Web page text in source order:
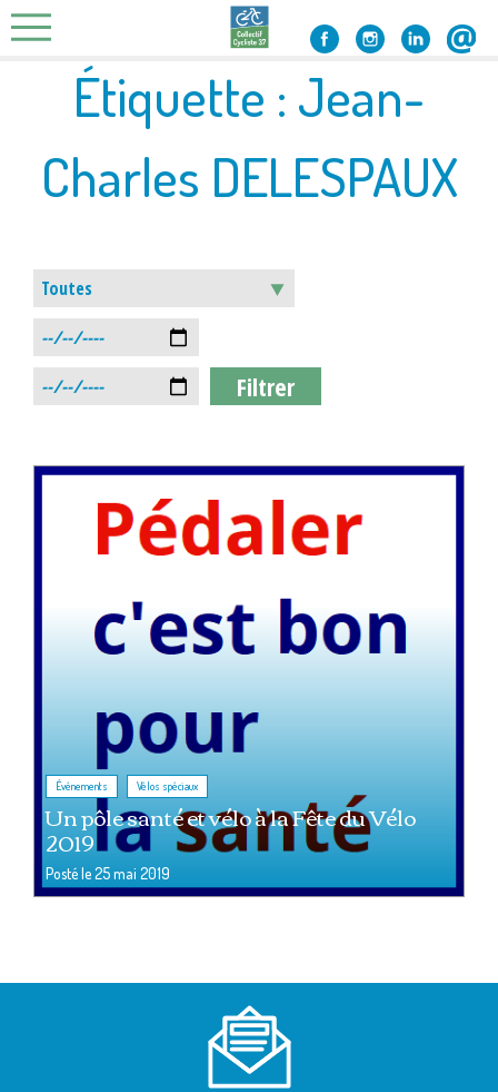
Skip
to
Étiquette : Jean-
Charles DELESPAUX
Événements Vélos spéciaux
Un pôle santé et vélo à la Fête du Vélo
2019
Posté le25 mai 2019